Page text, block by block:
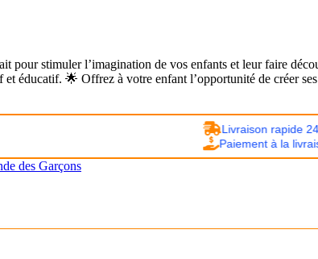
pour stimuler l’imagination de vos enfants et leur faire
éducatif. 🌟 Offrez à votre enfant l’opportunité de créer
Livraison rapide 24/48h
Paiement à la livraison
des Garçons